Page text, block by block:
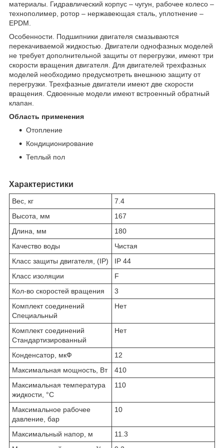
материалы. Гидравлический корпус – чугун, рабочее колесо –
технополимер, ротор – нержавеющая сталь, уплотнение –
EPDM.
Особенности. Подшипники двигателя смазываются
перекачиваемой жидкостью. Двигатели однофазных моделей
не требует дополнительной защиты от перегрузки, имеют три
скорости вращения двигателя. Для двигателей трехфазных
моделей необходимо предусмотреть внешнюю защиту от
перегрузки. Трехфазные двигатели имеют две скорости
вращения. Сдвоенные модели имеют встроенный обратный
клапан.
Область применения
Отопление
Кондиционирование
Теплый пол
Характеристики
Вес, кг
7.4
Высота, мм
167
Длина, мм
180
Качество воды
Чистая
Класс защиты двигателя, (IP)
IP 44
Класс изоляции
F
Кол-во скоростей вращения
3
Комплект соединений
Специальный
Нет
Комплект соединений
Стандартизированный
Нет
Конденсатор, мкФ
12
Максимальная мощность, Вт
410
Максимальная температура
жидкости, °С
110
Максимальное рабочее
давление, бар
10
Максимальный напор, м
11.3